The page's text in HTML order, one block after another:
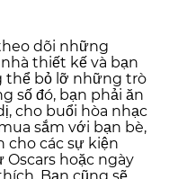
dõi những
thiết kế và bạn
thể bỏ lỡ những trò
số đó, bạn phải ăn
cho buổi hòa nhạc
sắm với bạn bè,
cho các sự kiện
hoặc ngày